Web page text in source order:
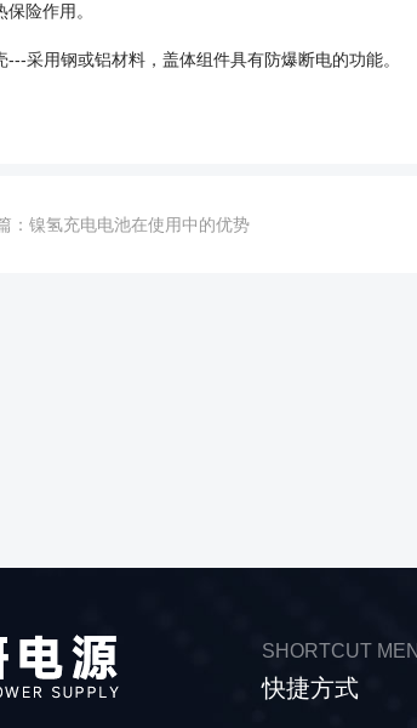
保险作用。
用钢或铝材料，盖体组件具有防爆断电的功能。
：镍氢充电电池在使用中的优势
SHORTCUT
快捷方式